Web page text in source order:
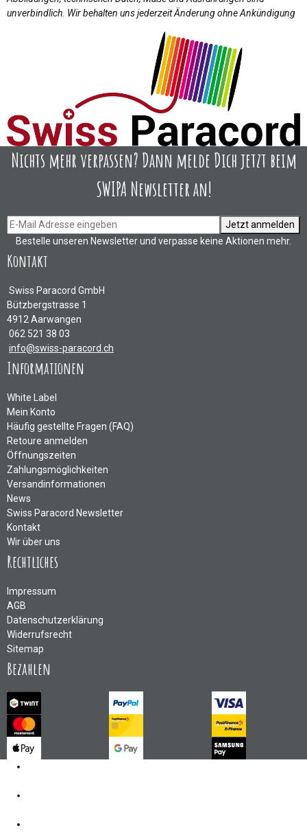
unverbindlich. Wir behalten uns jederzeit Änderung ohne Ankündigung
Nichts mehr verpassen? Dann melde Dich jetzt beim
SWIPA Newsletter an!
Jetzt anmelden
Bestelle unseren Newsletter und verpasse keine Aktionen mehr.
Kontakt
Swiss Paracord GmbH
Bützbergstrasse 1
4912 Aarwangen
062 521 38 03
info@swiss-paracord.ch
Informationen
White Label
Mein Konto
Häufig gestellte Fragen (FAQ)
Retoure anmelden
Öffnungszeiten
Zahlungsmöglichkeiten
Versandinformationen
News
Swiss Paracord Newsletter
Kontakt
Wir über uns
Rechtliches
Impressum
AGB
Datenschutzerklärung
Widerrufsrecht
Sitemap
Bezahlen